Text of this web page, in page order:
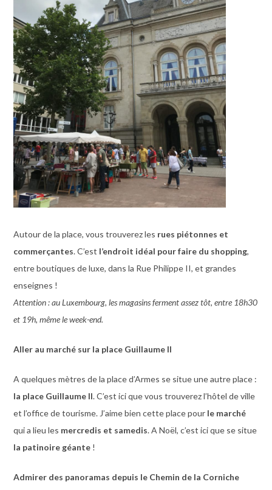
Autour de la place, vous trouverez les rues piétonnes et
commerçantes. C’est l’endroit idéal pour faire du shopping,
entre boutiques de luxe, dans la Rue Philippe II, et grandes
enseignes !
Attention : au Luxembourg, les magasins ferment assez tôt, entre 18h30
et 19h, même le week-end.
Aller au marché sur la place Guillaume II
A quelques mètres de la place d’Armes se situe une autre place :
la place Guillaume II. C’est ici que vous trouverez l’hôtel de ville
et l’office de tourisme. J’aime bien cette place pourle marché
qui a lieu les mercredis et samedis. A Noël, c’est ici que se situe
la patinoire géante!
Admirer des panoramas depuis le Chemin de la Corniche